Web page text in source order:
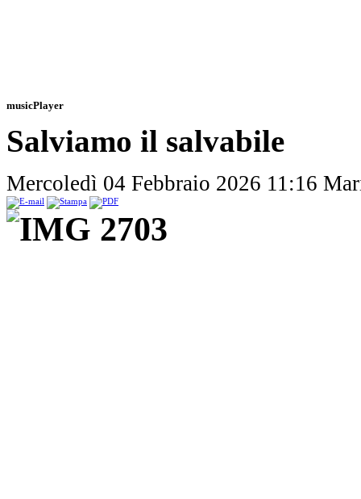
musicPlayer
Salviamo il salvabile
Mercoledì 04 Febbraio 2026 11:16